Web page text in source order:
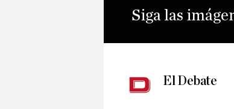
Siga las
El Debate